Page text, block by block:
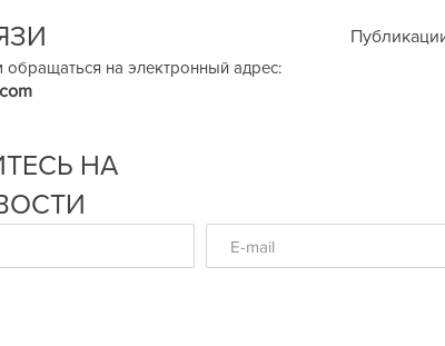
на электронный адрес:
НА